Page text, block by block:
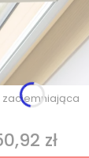
- zaciemniająca
zł